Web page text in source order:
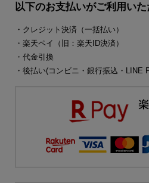
以下のお支払いがご利用い
・クレジット決済（一括払い）
・楽天ペイ（旧：楽天ID決済）
・代金引換
・後払い(コンビニ・銀行振込・LINE